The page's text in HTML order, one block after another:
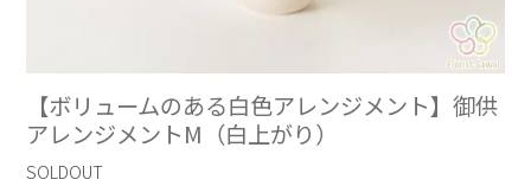
【ボリュームのある白色アレンジメント】御供
アレンジメントM（白上がり）
SOLDOUT